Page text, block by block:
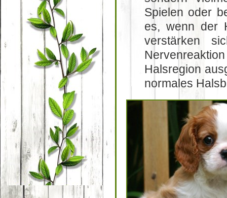
Spielen oder
es, wenn der
verstärken
Halsregion
normales